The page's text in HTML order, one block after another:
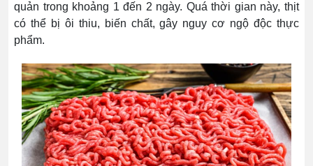
quản trong khoảng 1 đến 2 ngày. Quá thời gian này, thịt
có thể bị ôi thiu, biến chất, gây nguy cơ ngộ độc thực
phẩm.